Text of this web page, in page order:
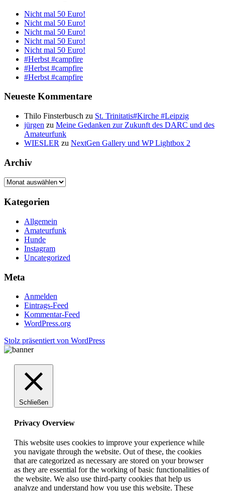
Nicht mal 50 Euro!
Nicht mal 50 Euro!
Nicht mal 50 Euro!
Nicht mal 50 Euro!
Nicht mal 50 Euro!
#Herbst #campfire
#Herbst #campfire
#Herbst #campfire
Neueste Kommentare
Thilo Finsterbusch zu St. Trinitatis#Kirche #Leipzig
jürgen zu Meine Gedanken zur Zukunft des DARC und des
Amateurfunk
WIESLER zu NextGen Gallery und WP Lightbox 2
Archiv
Archiv
Kategorien
Allgemein
Amateurfunk
Hunde
Instagram
Uncategorized
Meta
Anmelden
Eintrags-Feed
Kommentar-Feed
WordPress.org
Stolz präsentiert von WordPress
Schließen
Privacy Overview
This website uses cookies to improve your experience while
you navigate through the website. Out of these, the cookies
that are categorized as necessary are stored on your browser
as they are essential for the working of basic functionalities of
the website. We also use third-party cookies that help us
analyze and understand how you use this website. These